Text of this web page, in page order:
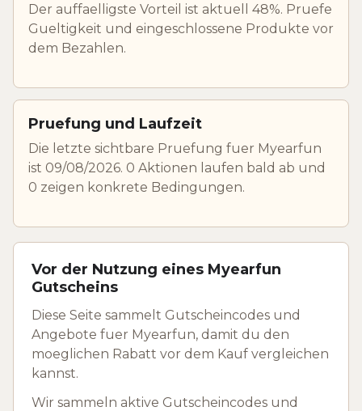
Der auffaelligste Vorteil ist aktuell 48%. Pruefe
Gueltigkeit und eingeschlossene Produkte vor
dem Bezahlen.
Pruefung und Laufzeit
Die letzte sichtbare Pruefung fuer Myearfun
ist 09/08/2026. 0 Aktionen laufen bald ab und
0 zeigen konkrete Bedingungen.
Vor der Nutzung eines Myearfun
Gutscheins
Diese Seite sammelt Gutscheincodes und
Angebote fuer Myearfun, damit du den
moeglichen Rabatt vor dem Kauf vergleichen
kannst.
Wir sammeln aktive Gutscheincodes und